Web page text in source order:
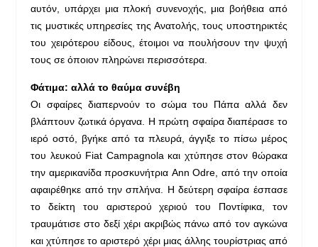
αυτόν, υπάρχει μια πλοκή συνενοχής, μια βοήθεια από
τις μυστικές υπηρεσίες της Ανατολής, τους υποστηρικτές
του χειρότερου είδους, έτοιμοι να πουλήσουν την ψυχή
τους σε όποιον πληρώνει περισσότερα.
Φάτιμα: αλλά το θαύμα συνέβη
Οι σφαίρες διαπερνούν το σώμα του Πάπα αλλά δεν
βλάπτουν ζωτικά όργανα. Η πρώτη σφαίρα διαπέρασε το
ιερό οστό, βγήκε από τα πλευρά, άγγιξε το πίσω μέρος
του λευκού Fiat Campagnola και χτύπησε στον θώρακα
την αμερικανίδα προσκυνήτρια Ann Odre, από την οποία
αφαιρέθηκε από την σπλήνα. Η δεύτερη σφαίρα έσπασε
το δείκτη του αριστερού χεριού του Ποντίφικα, τον
τραυμάτισε στο δεξί χέρι ακριβώς πάνω από τον αγκώνα
και χτύπησε το αριστερό χέρι μιας άλλης τουρίστριας από